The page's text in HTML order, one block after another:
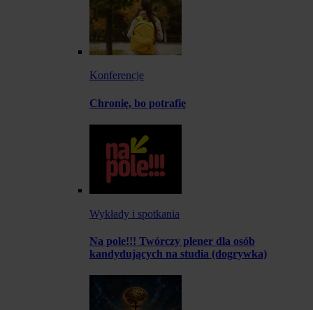
Konferencje
Chronię, bo potrafię
Wykłady i spotkania
Na pole!!! Twórczy plener dla osób
kandydujących na studia (dogrywka)